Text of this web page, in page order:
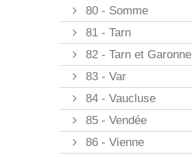
80 - Somme
81 - Tarn
82 - Tarn et Garonne
83 - Var
84 - Vaucluse
85 - Vendée
86 - Vienne